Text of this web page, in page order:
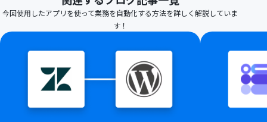
今回使用したアプリを使って業務を自動化する方法を詳しく解説していま
す！